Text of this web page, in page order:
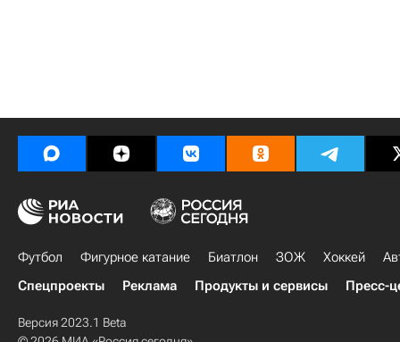
Футбол Фигурное катание Биатлон ЗОЖ Хоккей
Спецпроекты
Реклама Продукты и сервисы Пресс-
Версия 2023.1 Beta